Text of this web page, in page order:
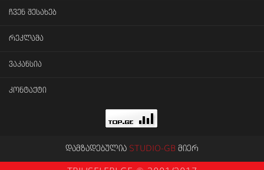
ჩვენ შესახებ
რეკლამა
ვაკანსია
კონტაქტი
დამზადებულია STUDIO-GB მიერ